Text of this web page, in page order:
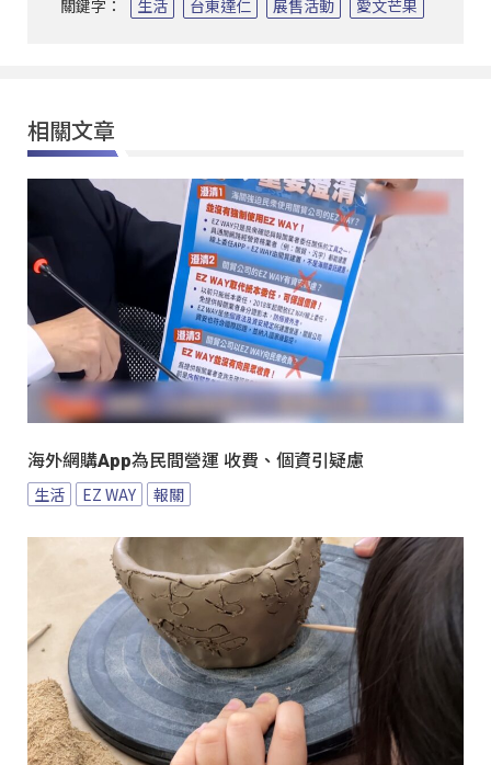
關鍵字： 生活 台東達仁 展售活動 愛文芒果
相關文章
海外網購App為民間營運 收費、個資引疑慮
生活 EZ WAY 報關